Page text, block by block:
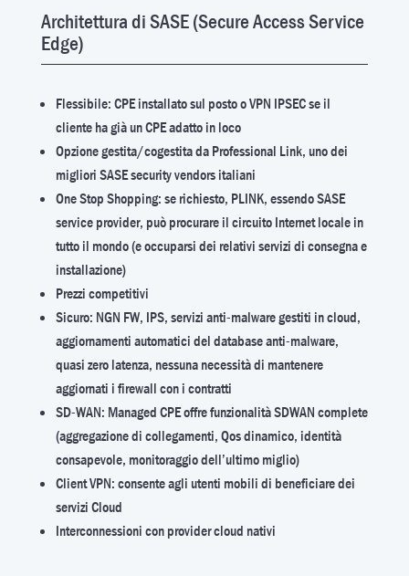
Architettura di SASE (Secure Access Service
Edge)
Flessibile: CPE installato sul posto o VPN IPSEC se il
cliente ha già un CPE adatto in loco
Opzione gestita/cogestita da Professional Link, uno dei
migliori SASE security vendors italiani
One Stop Shopping: se richiesto, PLINK, essendo SASE
service provider, può procurare il circuito Internet locale in
tutto il mondo (e occuparsi dei relativi servizi di consegna e
installazione)
Prezzi competitivi
Sicuro: NGN FW, IPS, servizi anti-malware gestiti in cloud,
aggiornamenti automatici del database anti-malware,
quasi zero latenza, nessuna necessità di mantenere
aggiornati i firewall con i contratti
SD-WAN: Managed CPE offre funzionalità SDWAN complete
(aggregazione di collegamenti, Qos dinamico, identità
consapevole, monitoraggio dell’ultimo miglio)
Client VPN: consente agli utenti mobili di beneficiare dei
servizi Cloud
Interconnessioni con provider cloud nativi